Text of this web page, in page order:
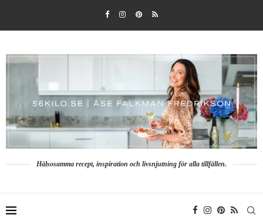
Hälsosamma recept, inspiration och livsnjutning för alla tillfällen.